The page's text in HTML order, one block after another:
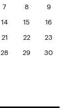
7 8 9
14 15 16
21 22 23
28 29 30